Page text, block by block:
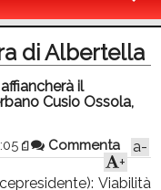
di Albertella
il
Cusio Ossola,
Commenta
a-
+
Viabilità